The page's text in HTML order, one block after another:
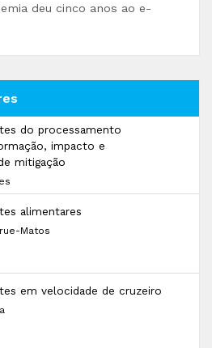
deu cinco anos ao e-
do processamento
impacto e
mitigação
alimentares
Matos
em velocidade de cruzeiro